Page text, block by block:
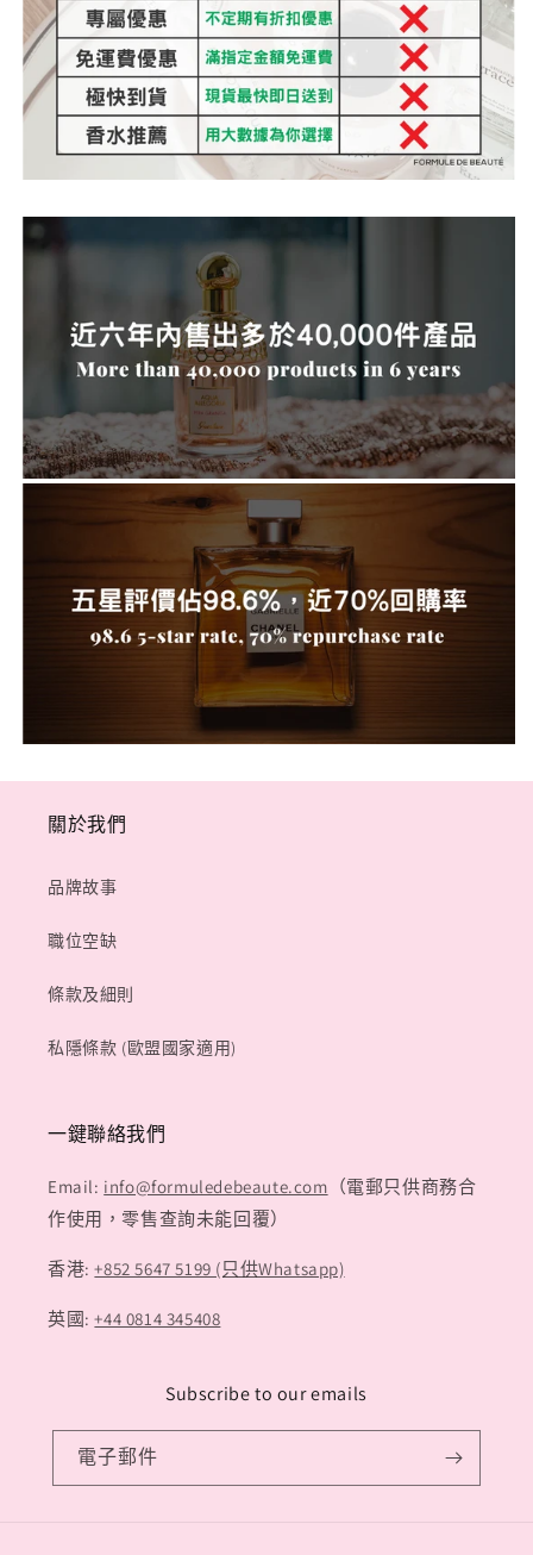
關於我們
品牌故事
職位空缺
條款及細則
私隱條款 (歐盟國家適用)
一鍵聯絡我們
Email: info@formuledebeaute.com （電郵只供商務合
作使用，零售查詢未能回覆）
香港:+852 5647 5199 (只供Whatsapp)
英國:+44 0814 345408
Subscribe to our emails
電子郵件